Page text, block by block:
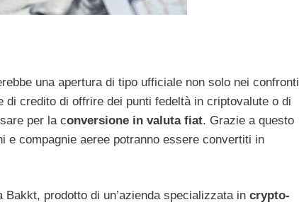
una apertura di tipo ufficiale non solo nei confronti
di credito di offrire dei punti fedeltà in criptovalute o di
per la conversione in valuta fiat. Grazie a questo
e compagnie aeree potranno essere convertiti in
prodotto di un’azienda specializzata in crypto-